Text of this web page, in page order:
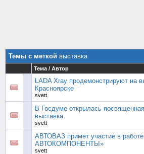
Темы с меткой выставка
Тема / Автор
LADA Xray продемонстрируют на
Красноярске
svett
В Госдуме открылась
выставка
svett
АВТОВАЗ примет участие в
АВТОКОМПОНЕНТЫ»
svett